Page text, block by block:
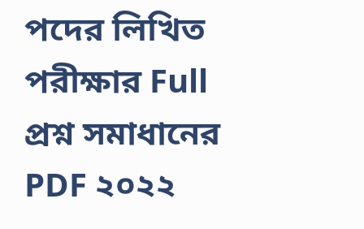
পদের লিখিত
পরীক্ষার Full
প্রশ্ন সমাধানের
PDF ২০২২